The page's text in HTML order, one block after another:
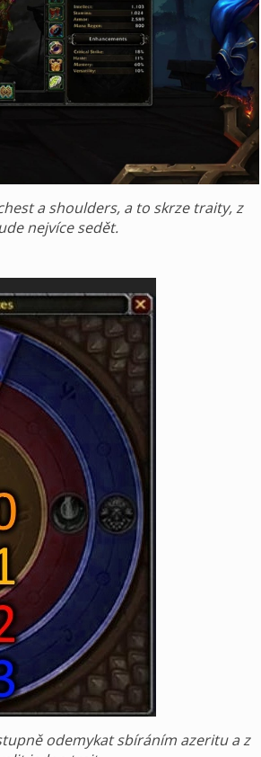
a shoulders, a to skrze traity, z
nejvíce sedět.
odemykat sbíráním azeritu a z